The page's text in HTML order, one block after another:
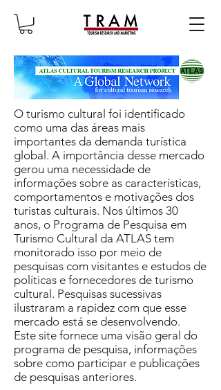
O turismo cultural foi identificado
como uma das áreas mais
importantes da demanda turística
global. A importância desse mercado
gerou uma necessidade de
informações sobre as características,
comportamentos e motivações dos
turistas culturais. Nos últimos 30
anos, o Programa de Pesquisa em
Turismo Cultural da ATLAS tem
monitorado isso por meio de
pesquisas com visitantes e estudos de
políticas e fornecedores de turismo
cultural. Pesquisas sucessivas
ilustraram a rapidez com que esse
mercado está se desenvolvendo.
Este site fornece uma visão geral do
programa de pesquisa, informações
sobre como participar e publicações
de pesquisas anteriores.